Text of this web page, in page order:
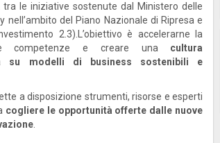
tra le iniziative sostenute dal Ministero delle
nell’ambito del Piano Nazionale di Ripresa e
2.3).L’obiettivo è accelerarne la
competenze e creare una cultura
su modelli di business sostenibili e
a disposizione strumenti, risorse e esperti
cogliere le opportunità offerte dalle nuove
.